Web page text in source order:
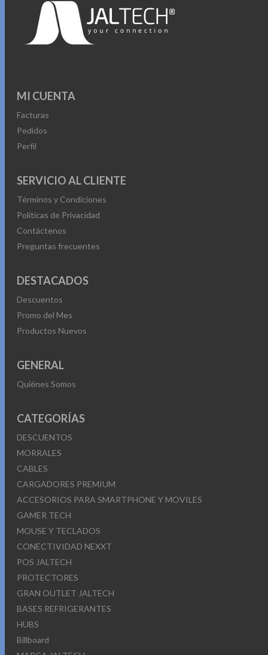
MI CUENTA
Facturas
Pedidos
Perfil
SERVICIO AL CLIENTE
Términos y Condiciones
Políticas de Privacidad
Contáctenos
Preguntas frecuentes
DESTACADOS
Descuentos
Promo del Mes
Productos Nuevos
GENERAL
Quiénes Somos
CATEGORÍAS
DESCUENTOS
MORRALES
CABLES
CARGADORES PREMIUM
ACCESORIOS PARA SMARTPHONE Y MOVILES
GAMER TECH
MOUSE Y TECLADOS
CONECTIVIDAD NEXXT
POS JALTECH
PROTECTORES
GRAN OUTLET JALTECH
BASES REFRIGERANTES
HUBS
Billboard